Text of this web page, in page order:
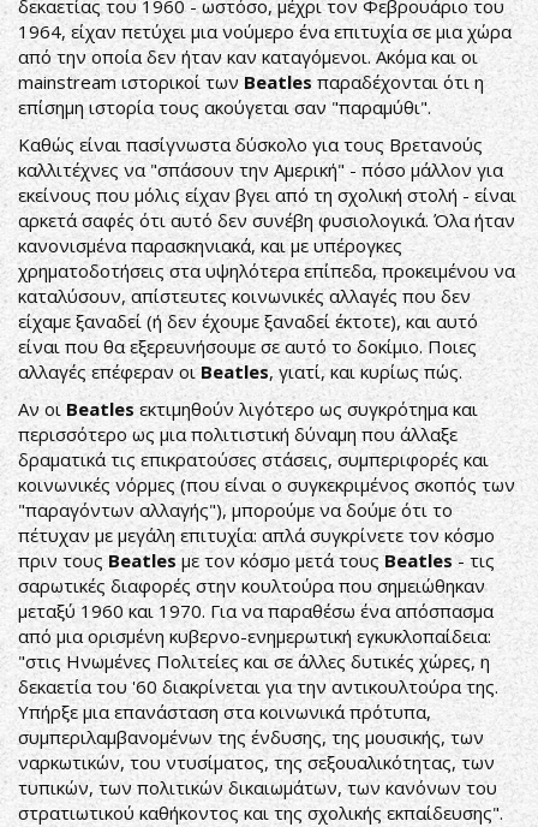
δεκαετίας του 1960 - ωστόσο, μέχρι τον Φεβρουάριο του
1964, είχαν πετύχει μια νούμερο ένα επιτυχία σε μια χώρα
από την οποία δεν ήταν καν καταγόμενοι. Ακόμα και οι
mainstream ιστορικοί τωνBeatlesπαραδέχονται ότι η
επίσημη ιστορία τους ακούγεται σαν "παραμύθι".
Καθώς είναι πασίγνωστα δύσκολο για τους Βρετανούς
καλλιτέχνες να "σπάσουν την Αμερική" - πόσο μάλλον για
εκείνους που μόλις είχαν βγει από τη σχολική στολή - είναι
αρκετά σαφές ότι αυτό δεν συνέβη φυσιολογικά. Όλα ήταν
κανονισμένα παρασκηνιακά, και με υπέρογκες
χρηματοδοτήσεις στα υψηλότερα επίπεδα, προκειμένου να
καταλύσουν, απίστευτες κοινωνικές αλλαγές που δεν
είχαμε ξαναδεί (ή δεν έχουμε ξαναδεί έκτοτε), και αυτό
είναι που θα εξερευνήσουμε σε αυτό το δοκίμιο. Ποιες
αλλαγές επέφεραν οιBeatles, γιατί, και κυρίως πώς.
Αν οιBeatlesεκτιμηθούν λιγότερο ως συγκρότημα και
περισσότερο ως μια πολιτιστική δύναμη που άλλαξε
δραματικά τις επικρατούσες στάσεις, συμπεριφορές και
κοινωνικές νόρμες (που είναι ο συγκεκριμένος σκοπός των
"παραγόντων αλλαγής"), μπορούμε να δούμε ότι το
πέτυχαν με μεγάλη επιτυχία: απλά συγκρίνετε τον κόσμο
πριν τους Beatlesμε τον κόσμο μετά τουςBeatles- τις
σαρωτικές διαφορές στην κουλτούρα που σημειώθηκαν
μεταξύ 1960 και 1970. Για να παραθέσω ένα απόσπασμα
από μια ορισμένη κυβερνο-ενημερωτική εγκυκλοπαίδεια:
"στις Ηνωμένες Πολιτείες και σε άλλες δυτικές χώρες, η
δεκαετία του '60 διακρίνεται για την αντικουλτούρα της.
Υπήρξε μια επανάσταση στα κοινωνικά πρότυπα,
συμπεριλαμβανομένων της ένδυσης, της μουσικής, των
ναρκωτικών, του ντυσίματος, της σεξουαλικότητας, των
τυπικών, των πολιτικών δικαιωμάτων, των κανόνων του
στρατιωτικού καθήκοντος και της σχολικής εκπαίδευσης".